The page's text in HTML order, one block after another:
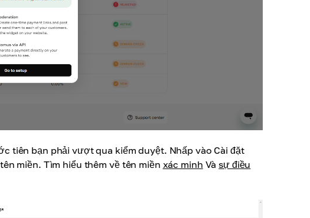
tiên bạn phải vượt qua kiểm duyệt. Nhấp vào Cài đặt
miền. Tìm hiểu thêm về tên miền xác minh Và sự điều